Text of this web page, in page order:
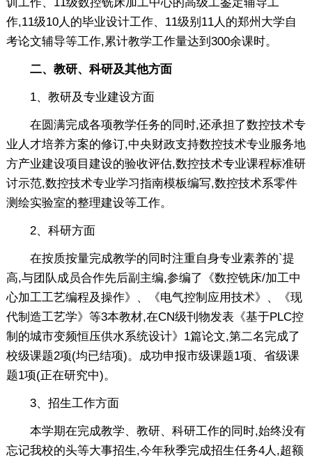
作,11级10人的毕业设计工作、11级别11人的郑州大学自
考论文辅导等工作,累计教学工作量达到300余课时。
二、教研、科研及其他方面
1、教研及专业建设方面
在圆满完成各项教学任务的同时,还承担了数控技术专
业人才培养方案的修订,中央财政支持数控技术专业服务地
方产业建设项目建设的验收评估,数控技术专业课程标准研
讨示范,数控技术专业学习指南模板编写,数控技术系零件
测绘实验室的整理建设等工作。
2、科研方面
在按质按量完成教学的同时注重自身专业素养的`提
高,与团队成员合作先后副主编,参编了《数控铣床/加工中
心加工工艺编程及操作》、《电气控制应用技术》、《现
代制造工艺学》等3本教材,在CN级刊物发表《基于PLC控
制的城市变频恒压供水系统设计》1篇论文,第二名完成了
校级课题2项(均已结项)。成功申报市级课题1项、省级课
题1项(正在研究中)。
3、招生工作方面
本学期在完成教学、教研、科研工作的同时,始终没有
忘记我校的头等大事招生,今年秋季完成招生任务4人,超额